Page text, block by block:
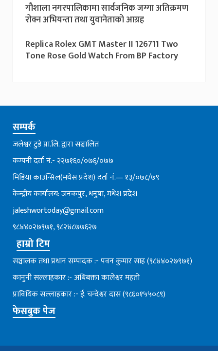
गौशाला नगरपालिकामा सार्वजनिक जग्गा अतिक्रमण
रोक्न अभियन्ता तथा युवानेताको आग्रह
Replica Rolex GMT Master II 126711 Two
Tone Rose Gold Watch From BP Factory
सम्पर्क
जलेश्वर टुडे प्रा.लि. द्वारा सञ्चालित
कम्पनी दर्ता नं.- २२७१६०/०७६्/०७७
मिडिया काउन्सिल(मधेस प्रदेश) दर्ता नं.— १३/०७८/७९
केन्द्रीय कार्यालय: जनकपुर, धनुषा, मधेश प्रदेश
jaleshwortoday@gmail.com
९८४४०२७९७१, ९८२४८७७६२७
हाम्रो टिम
सञ्चालक तथा प्रधान सम्पादक :- पवन कुमार साह (९८४४०२७९७१)
कानुनी सल्लाहकार :- अधिबक्ता कालेश्वर महतो
प्राविधिक सल्लाहकार :- ई. चन्देश्वर दास (९८६०१५५०८९)
फेसबुक पेज